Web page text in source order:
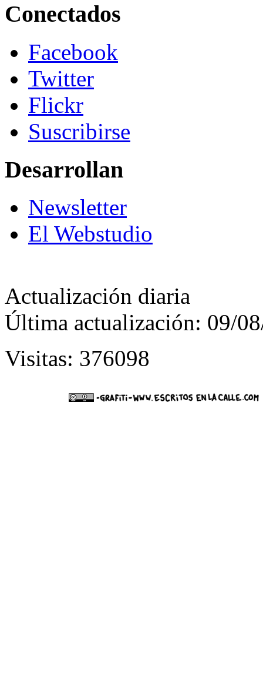
Conectados
Facebook
Twitter
Flickr
Suscribirse
Desarrollan
Newsletter
El Webstudio
Actualización diaria
Última actualización: 09/
Visitas: 376098